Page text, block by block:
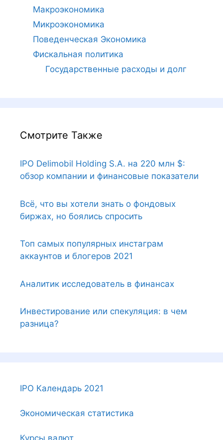
Макроэкономика
Микроэкономика
Поведенческая Экономика
Фискальная политика
Государственные расходы и долг
Смотрите Также
IPO Delimobil Holding S.A. на 220 млн $:
обзор компании и финансовые показатели
Всё, что вы хотели знать о фондовых
биржах, но боялись спросить
Топ самых популярных инстаграм
аккаунтов и блогеров 2021
Аналитик исследователь в финансах
Инвестирование или спекуляция: в чем
разница?
IPO Календарь 2021
Экономическая статистика
Курсы валют